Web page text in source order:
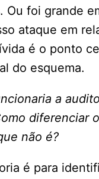
Ou foi grande
ataque em
é o ponto
do esquema.
a
diferenciar
não é?
é para